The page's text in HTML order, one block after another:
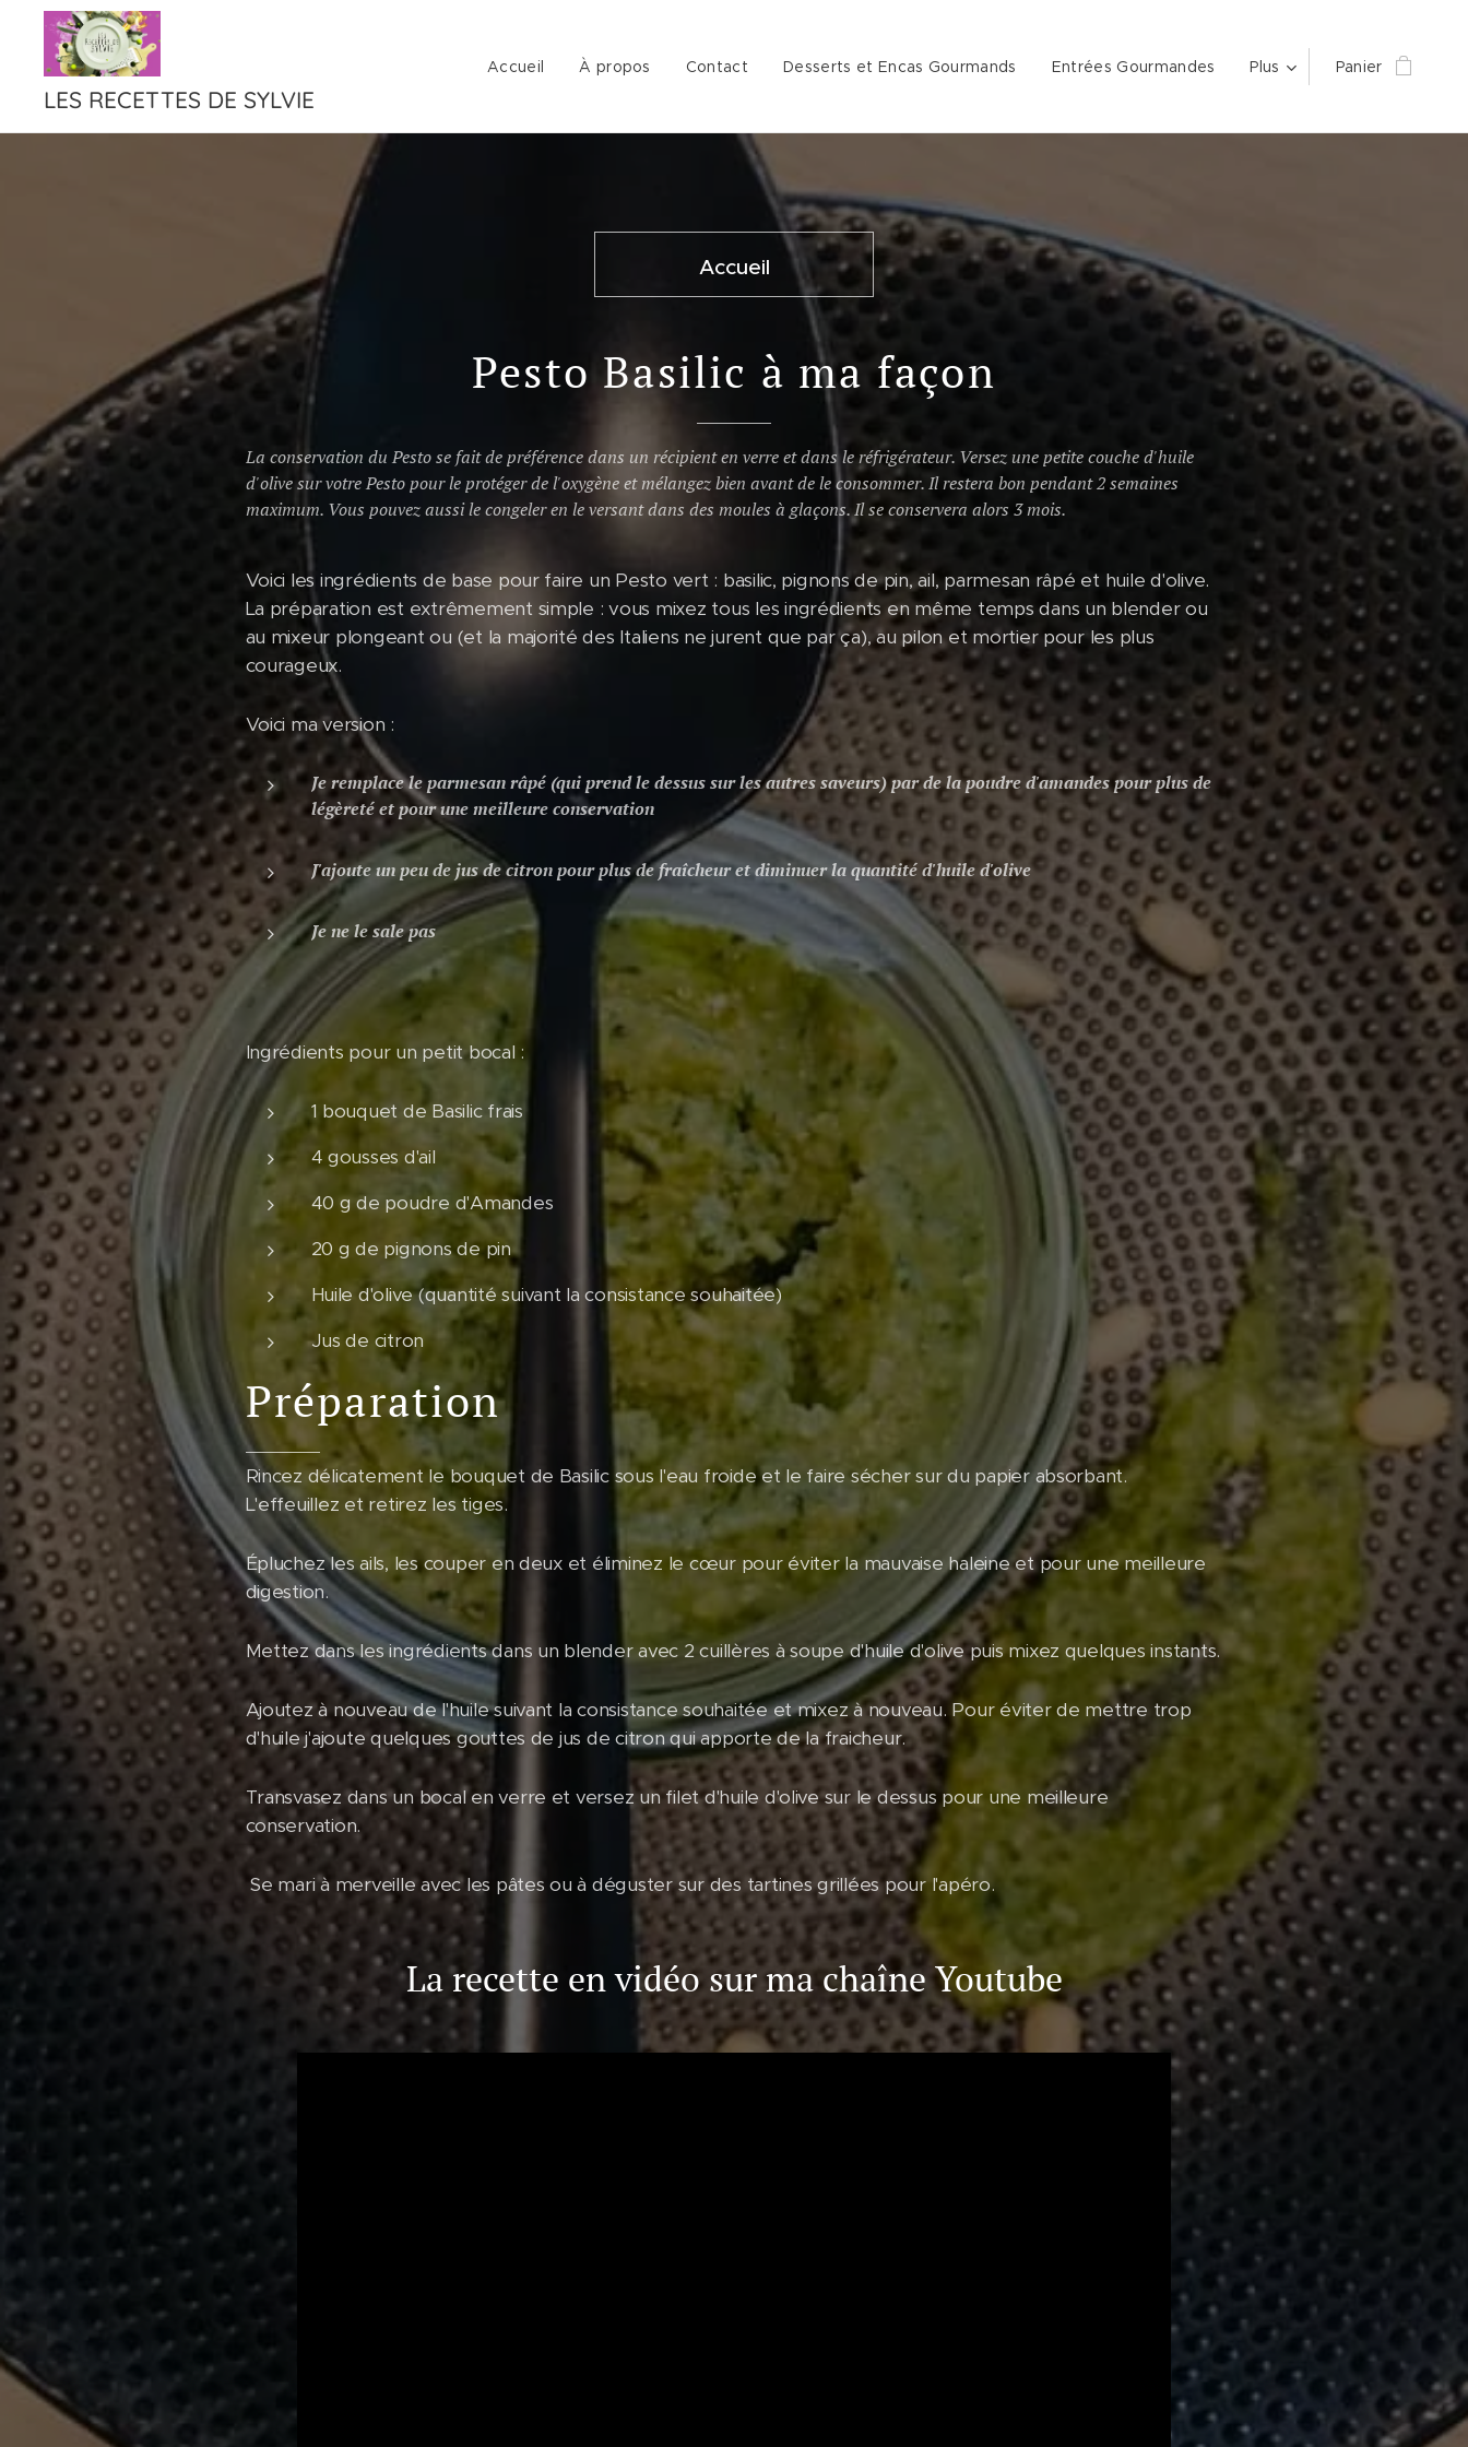
LES RECETTES DE SYLVIE
Accueil À propos Contact Desserts et Encas Gourmands Entrées Gourmandes Plus Panier
Accueil
Pesto Basilic à ma façon
La conservation du Pesto se fait de préférence dans un récipient en verre et dans le réfrigérateur. Versez une petite couche d'huile
d'olive sur votre Pesto pour le protéger de l'oxygène et mélangez bien avant de le consommer. Il restera bon pendant 2 semaines
maximum. Vous pouvez aussi le congeler en le versant dans des moules à glaçons. Il se conservera alors 3 mois.
Voici les ingrédients de base pour faire un Pesto vert : basilic, pignons de pin, ail, parmesan râpé et huile d'olive.
La préparation est extrêmement simple : vous mixez tous les ingrédients en même temps dans un blender ou
au mixeur plongeant ou (et la majorité des Italiens ne jurent que par ça), au pilon et mortier pour les plus
courageux.
Voici ma version :
Je remplace le parmesan râpé (qui prend le dessus sur les autres saveurs) par de la poudre d'amandes pour plus de
légèreté et pour une meilleure conservation
J'ajoute un peu de jus de citron pour plus de fraîcheur et diminuer la quantité d'huile d'olive
Je ne le sale pas
Ingrédients pour un petit bocal :
1 bouquet de Basilic frais
4 gousses d'ail
40 g de poudre d'Amandes
20 g de pignons de pin
Huile d'olive (quantité suivant la consistance souhaitée)
Jus de citron
Préparation
Rincez délicatement le bouquet de Basilic sous l'eau froide et le faire sécher sur du papier absorbant.
L'effeuillez et retirez les tiges.
Épluchez les ails, les couper en deux et éliminez le cœur pour éviter la mauvaise haleine et pour une meilleure
digestion.
Mettez dans les ingrédients dans un blender avec 2 cuillères à soupe d'huile d'olive puis mixez quelques instants.
Ajoutez à nouveau de l'huile suivant la consistance souhaitée et mixez à nouveau. Pour éviter de mettre trop
d'huile j'ajoute quelques gouttes de jus de citron qui apporte de la fraicheur.
Transvasez dans un bocal en verre et versez un filet d'huile d'olive sur le dessus pour une meilleure
conservation.
Se mari à merveille avec les pâtes ou à déguster sur des tartines grillées pour l'apéro.
La recette en vidéo sur ma chaîne Youtube